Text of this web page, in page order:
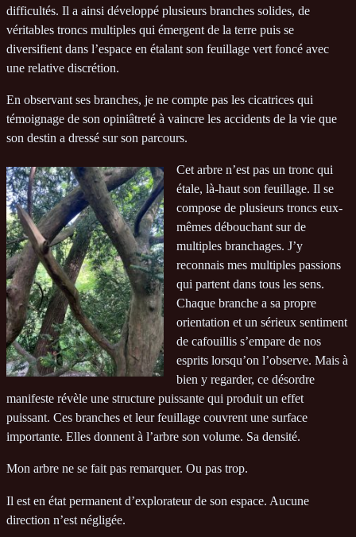
difficultés. Il a ainsi développé plusieurs branches solides, de
véritables troncs multiples qui émergent de la terre puis se
diversifient dans l’espace en étalant son feuillage vert foncé avec
une relative discrétion.
En observant ses branches, je ne compte pas les cicatrices qui
témoignage de son opiniâtreté à vaincre les accidents de la vie que
son destin a dressé sur son parcours.
Cet arbre n’est pas un tronc qui
étale, là-haut son feuillage. Il se
compose de plusieurs troncs eux-
mêmes débouchant sur de
multiples branchages. J’y
reconnais mes multiples passions
qui partent dans tous les sens.
Chaque branche a sa propre
orientation et un sérieux sentiment
de cafouillis s’empare de nos
esprits lorsqu’on l’observe. Mais à
bien y regarder, ce désordre
manifeste révèle une structure puissante qui produit un effet
puissant. Ces branches et leur feuillage couvrent une surface
importante. Elles donnent à l’arbre son volume. Sa densité.
Mon arbre ne se fait pas remarquer. Ou pas trop.
Il est en état permanent d’explorateur de son espace. Aucune
direction n’est négligée.